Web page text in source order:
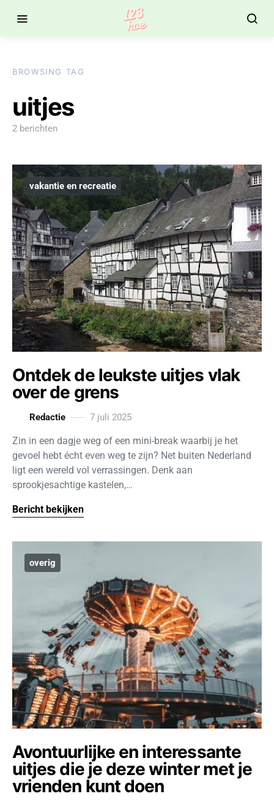
BROWSING TAG
uitjes
2 berichten
vakantie en recreatie
Ontdek de leukste uitjes vlak
over de grens
Redactie 7 juli 2025
Zin in een dagje weg of een mini-break waarbij je het
gevoel hebt écht even weg te zijn? Net buiten Nederland
ligt een wereld vol verrassingen. Denk aan
sprookjesachtige kastelen,…
Bericht bekijken
overig
Avontuurlijke en interessante
uitjes die je deze winter met je
vrienden kunt doen